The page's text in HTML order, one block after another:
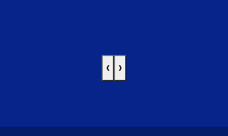
‹ ›